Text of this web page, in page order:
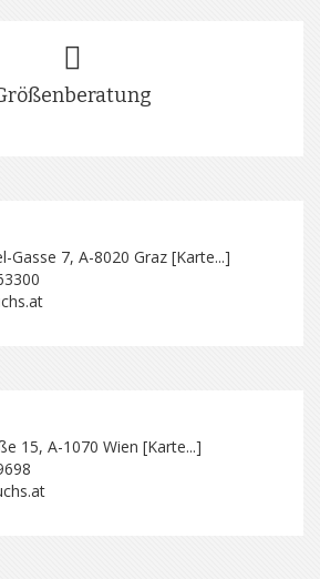
Gasse 7, A-8020 Graz [Karte...]
15, A-1070 Wien [Karte...]